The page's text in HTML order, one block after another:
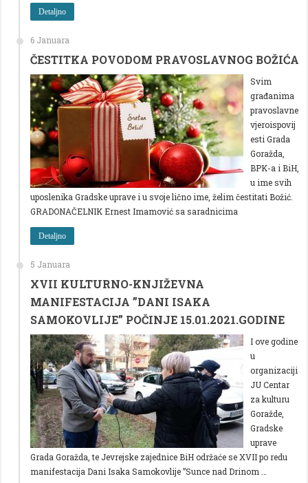
Detaljno
6 Januara
ČESTITKA POVODOM PRAVOSLAVNOG BOŽIĆA
Svim
građanima
pravoslavne
vjeroispovij
esti Grada
Goražda,
BPK-a i BiH,
u ime svih
uposlenika Gradske uprave i u svoje lično ime, želim čestitati Božić.
GRADONAČELNIK Ernest Imamović sa saradnicima
Detaljno
5 Januara
XVII KULTURNO-KNJIŽEVNA
MANIFESTACIJA ”DANI ISAKA
SAMOKOVLIJE” POČINJE 15.01.2021.GODINE
I ove godine
u
organizaciji
JU Centar
za kulturu
Goražde,
Gradske
uprave
Grada Goražda, te Jevrejske zajednice BiH održaće se XVII po redu
manifestacija Dani Isaka Samokovlije ”Sunce nad Drinom …